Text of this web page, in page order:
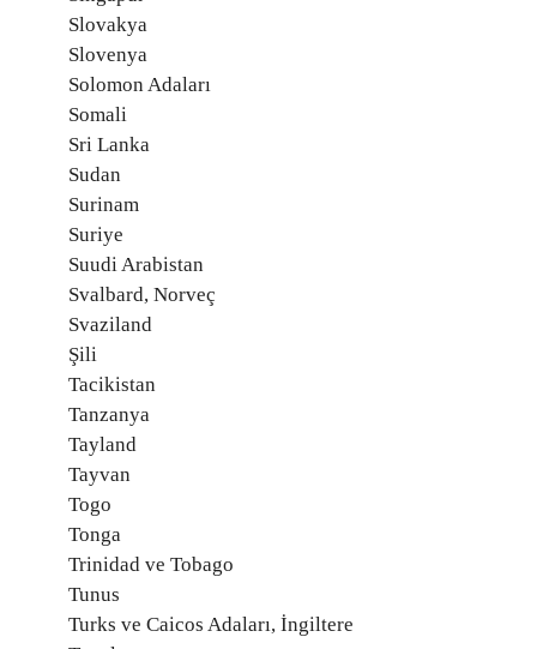
Slovakya
Slovenya
Solomon Adaları
Somali
Sri Lanka
Sudan
Surinam
Suriye
Suudi Arabistan
Svalbard, Norveç
Svaziland
Şili
Tacikistan
Tanzanya
Tayland
Tayvan
Togo
Tonga
Trinidad ve Tobago
Tunus
Turks ve Caicos Adaları, İngiltere